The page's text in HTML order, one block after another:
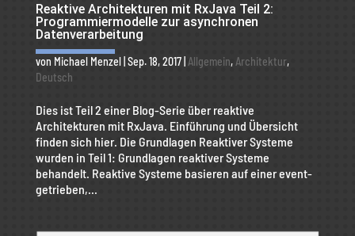
Reaktive Architekturen mit RxJava Teil 2:
Programmiermodelle zur asynchronen
Datenverarbeitung
von Michael Menzel| Sep. 18, 2017| Allgemein, Architektur,
Deutsch
Dies ist Teil 2 einer Blog-Serie über reaktive
Architekturen mit RxJava. Einführung und Übersicht
finden sich hier. Die Grundlagen Reaktiver Systeme
wurden in Teil 1: Grundlagen reaktiver Systeme
behandelt. Reaktive Systeme basieren auf einer event-
getrieben,...